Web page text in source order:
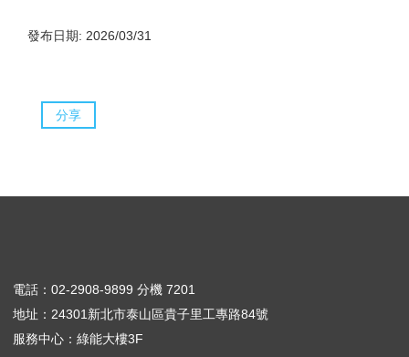
發布日期: 2026/03/31
分享
電話：02-2908-9899 分機 7201
地址：24301新北市泰山區貴子里工專路84號
服務中心：綠能大樓3F